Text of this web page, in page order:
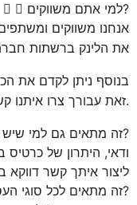
למי אתם משווקים?
אנחנו משווקים
את הלינק ברשתות
בנוסף ניתן לקדם את
זאת עבורך צרו איתנו קשר.
זה מתאים גם למי שיש כבר אתר?
ודאי, היתרון של
ליצור איתך קשר דווקא
זה מתאים לכל סוגי העסקים?